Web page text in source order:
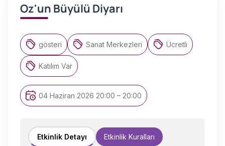
Oz'un Büyülü Diyarı
gösteri Sanat Merkezleri Ücretli
Katılım Var
04 Haziran 2026 20:00 – 20:00
Etkinlik Detayı Etkinlik Kuralları